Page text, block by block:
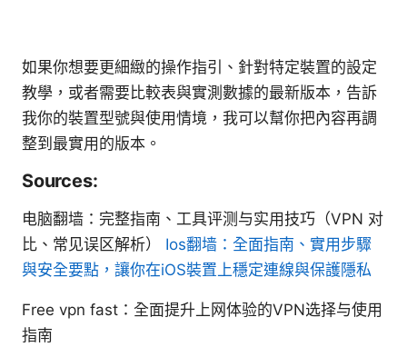
如果你想要更細緻的操作指引、針對特定裝置的設定
教學，或者需要比較表與實測數據的最新版本，告訴
我你的裝置型號與使用情境，我可以幫你把內容再調
整到最實用的版本。
Sources:
电脑翻墙：完整指南、工具评测与实用技巧（VPN 对
比、常见误区解析） Ios翻墙：全面指南、實用步驟
與安全要點，讓你在iOS裝置上穩定連線與保護隱私
Free vpn fast：全面提升上网体验的VPN选择与使用
指南